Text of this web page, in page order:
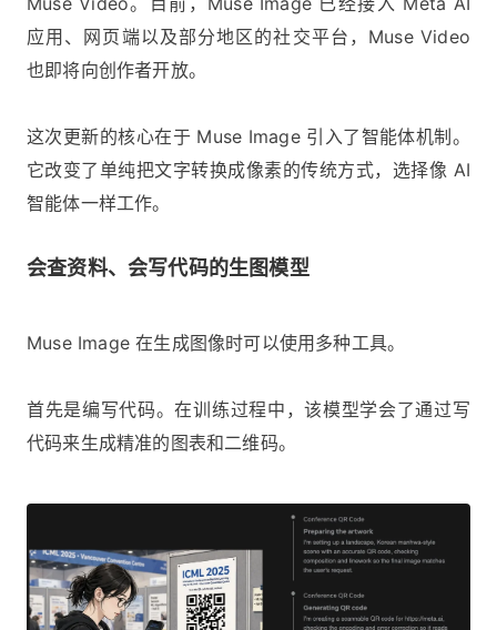
应用、网页端以及部分地区的社交平台，Muse Video
也即将向创作者开放。
这次更新的核心在于 Muse Image 引入了智能体机制。
它改变了单纯把文字转换成像素的传统方式，选择像 AI
智能体一样工作。
会查资料、会写代码的生图模型
Muse Image 在生成图像时可以使用多种工具。
首先是编写代码。在训练过程中，该模型学会了通过写
代码来生成精准的图表和二维码。